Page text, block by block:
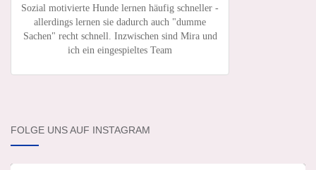
Sozial motivierte Hunde lernen häufig schneller -
allerdings lernen sie dadurch auch "dumme
Sachen" recht schnell. Inzwischen sind Mira und
ich ein eingespieltes Team
FOLGE UNS AUF INSTAGRAM